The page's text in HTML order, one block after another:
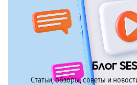
Блог SES
Статьи, обзоры, советы и